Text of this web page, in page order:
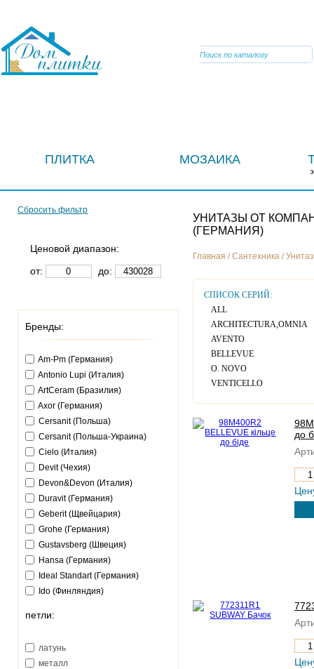
ПЛИТКА МОЗАИКА
Сбросить фильтр
Ценовой диапазон:
от:
до:
Бренды:
Am-Pm (Германия)
Antonio Lupi (Италия)
ArtCeram (Бразилия)
Axor (Германия)
Cersanit (Польша)
Cersanit (Польша-Украина)
Cielo (Италия)
Devit (Чехия)
Devon&Devon (Италия)
Duravit (Германия)
Geberit (Щвейцария)
Grohe (Германия)
Gustavsberg (Швеция)
Hansa (Германия)
Ideal Standart (Германия)
Ido (Финляндия)
Kolo (Польша)
петли:
латунь
металл
УНИТАЗЫ ОТ
(ГЕРМАНИЯ)
Главная /Сантехника /
СПИСОК СЕРИЙ:
ALL
ARCHITECTURA,OMNIA
AVENTO
BELLEVUE
O. NOVO
VENTICELLO
до